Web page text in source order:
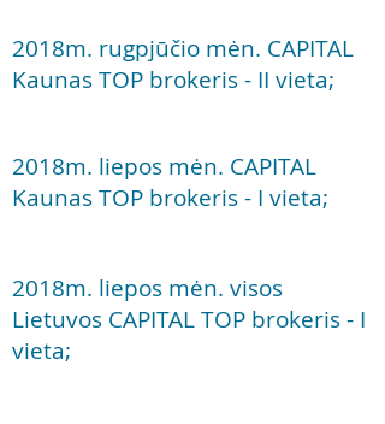
2018m. rugpjūčio mėn. CAPITAL
Kaunas TOP brokeris - II vieta;
2018m. liepos mėn. CAPITAL
Kaunas TOP brokeris - I vieta;
2018m. liepos mėn. visos
Lietuvos CAPITAL TOP brokeris - I
vieta;